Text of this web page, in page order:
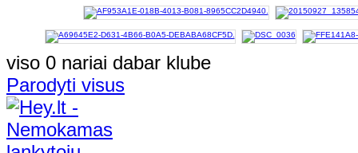
viso 0 nariai dabar klube
Parodyti visus